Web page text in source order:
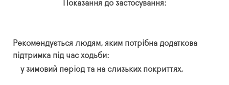
Показання до застосування:
Рекомендується людям, яким потрібна додаткова
підтримка під час ходьби:
у зимовий період та на слизьких покриттях,